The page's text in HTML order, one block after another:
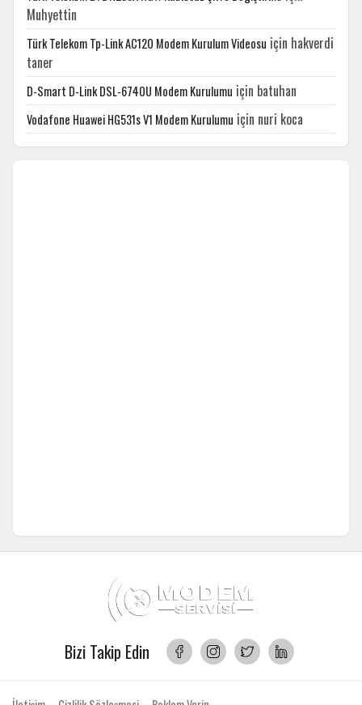
Muhyettin
Türk Telekom Tp-Link AC120 Modem Kurulum Videosu için hakverdi
taner
D-Smart D-Link DSL-6740U Modem Kurulumu için batuhan
Vodafone Huawei HG531s V1 Modem Kurulumu için nuri koca
Bizi Takip Edin